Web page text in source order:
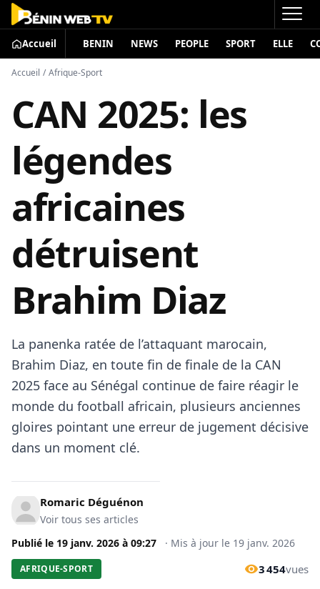
Accueil BENIN NEWS PEOPLE SPORT ELLE
Accueil / Afrique-Sport
CAN 2025: les
légendes
africaines
détruisent
Brahim Diaz
La panenka ratée de l’attaquant marocain,
Brahim Diaz, en toute fin de finale de la CAN
2025 face au Sénégal continue de faire réagir le
monde du football africain, plusieurs anciennes
gloires pointant une erreur de jugement décisive
dans un moment clé.
Romaric Déguénon
Voir tous ses articles
Publié le 19 janv. 2026 à 09:27 · Mis à jour le 19 janv. 2026
AFRIQUE-SPORT 3 454vues